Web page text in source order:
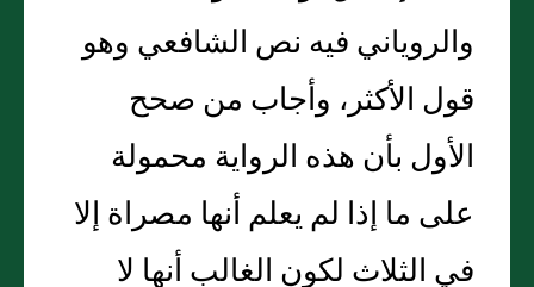
والروياني فيه نص الشافعي وهو
قول الأكثر، وأجاب من صحح
الأول بأن هذه الرواية محمولة
على ما إذا لم يعلم أنها مصراة إلا
في الثلاث لكون الغالب أنها لا